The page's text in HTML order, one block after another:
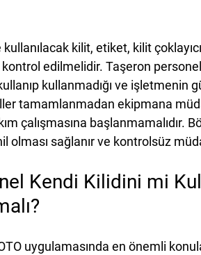
kilit, etiket, kilit
edilmelidir. Taşeron
kullanmadığı ve işletmenin
tamamlanmadan ekipmana
çalışmasına başlanmamalıdır.
olması sağlanır ve kontrolsüz
Kendi Kilidini mi
uygulamasında en önemli